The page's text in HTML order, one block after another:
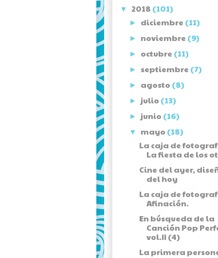
▼ 2018 (101)
► diciembre (11)
► noviembre (9)
► octubre (11)
► septiembre (7)
► agosto (8)
► julio (13)
► junio (16)
▼ mayo (18)
La caja de
La fiesta de los
Cine del ayer,
del hoy
La caja de
Afinación.
En búsqueda de la
Canción Pop
vol.II (4)
La primera